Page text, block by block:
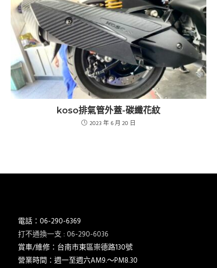
koso排氣管外蓋-碳纖花紋
2023 年 6 月 20 日
電話：06-290-6369
打不通換一支 : 06-290-6036
賞車/維修：台南市東區崇德路130號
營業時間：週一至週六AM9.～PM8.30